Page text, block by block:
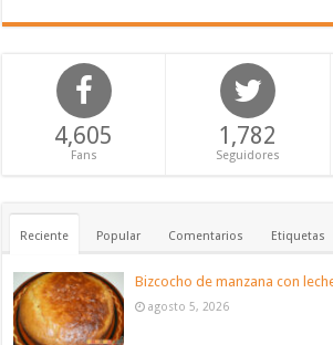
4,605
Fans
1,782
Seguidores
Reciente Popular Comentarios Etiquetas
Bizcocho de manzana con
agosto 5, 2026